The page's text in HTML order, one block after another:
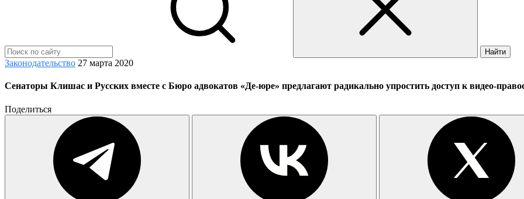
Найти
Законодательство 27 марта 2020
Сенаторы Клишас и Русских вместе с Бюро адвокатов «Де-юре» предлагают радикально упростить доступ к видео-
Поделиться